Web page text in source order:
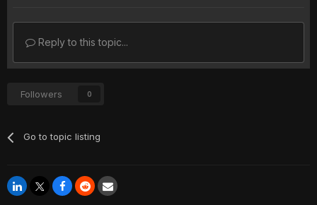
Reply to this topic...
Followers 0
Go to topic listing